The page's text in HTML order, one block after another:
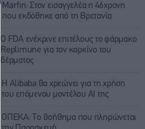
Marfin: Στον εισαγγελέα η 46χρονη
που εκδόθηκε από τη Βρετανία
Ο FDA ενέκρινε επιτέλους το φάρμακο
Replimune για τον καρκίνο του
δέρματος
Η Alibaba θα χρεώνει για τη χρήση
του επόμενου μοντέλου AI της
ΟΠΕΚΑ: Το βοήθημα που πληρώνεται